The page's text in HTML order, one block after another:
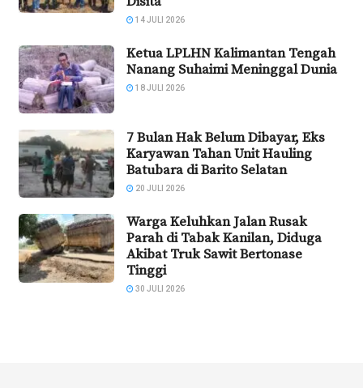
14 JULI 2026
Ketua LPLHN Kalimantan Tengah
Nanang Suhaimi Meninggal Dunia
18 JULI 2026
7 Bulan Hak Belum Dibayar, Eks
Karyawan Tahan Unit Hauling
Batubara di Barito Selatan
20 JULI 2026
Warga Keluhkan Jalan Rusak
Parah di Tabak Kanilan, Diduga
Akibat Truk Sawit Bertonase
Tinggi
30 JULI 2026